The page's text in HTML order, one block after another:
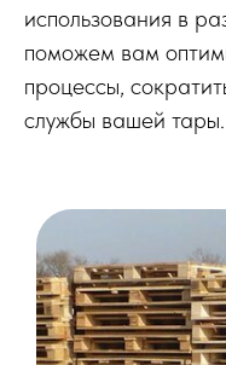
использования в
поможем вам
процессы,
службы вашей тары.